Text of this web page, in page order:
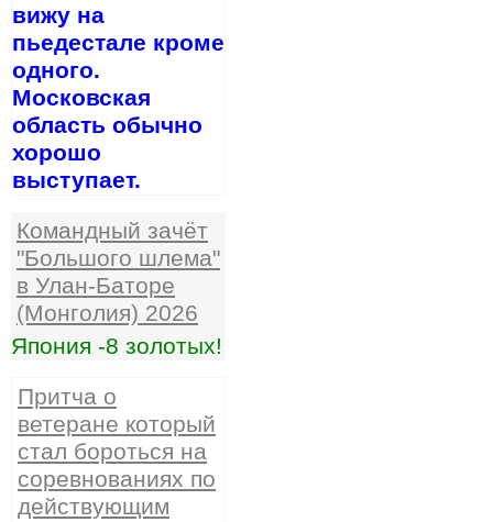
вижу на
пьедестале кроме
одного.
Московская
область обычно
хорошо
выступает.
Командный зачёт
"Большого шлема"
в Улан-Баторе
(Монголия) 2026
Япония -8 золотых!
Притча о
ветеране который
стал бороться на
соревнованиях по
действующим